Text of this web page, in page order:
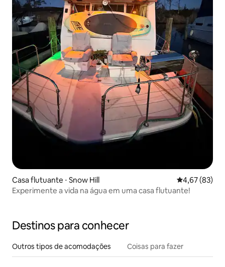
Casa flutuante ⋅ Snow Hill 4,67 de uma
4,67 (83)
Experimente a vida na água em uma casa flutuante!
Destinos para conhecer
Outros tipos de acomodações Coisas para fazer